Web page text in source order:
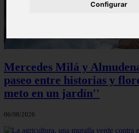
Configurar
Mercedes Milá y
paseo entre historias y
meto en un jardín''
06/08/2026